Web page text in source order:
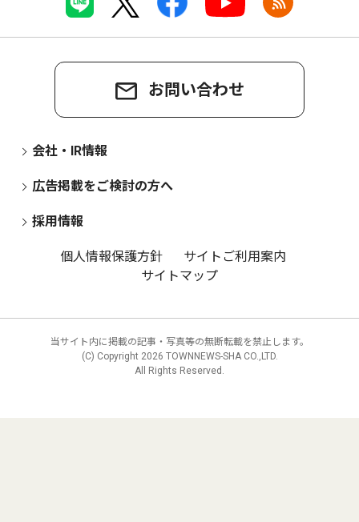
お問い合わせ
会社・IR情報
広告掲載をご検討の方へ
採用情報
個人情報保護方針
サイトご利用案内
サイトマップ
当サイト内に掲載の記事・写真等の無断転載を禁止します。
(C) Copyright 2026 TOWNNEWS-SHA CO.,LTD.
All Rights Reserved.